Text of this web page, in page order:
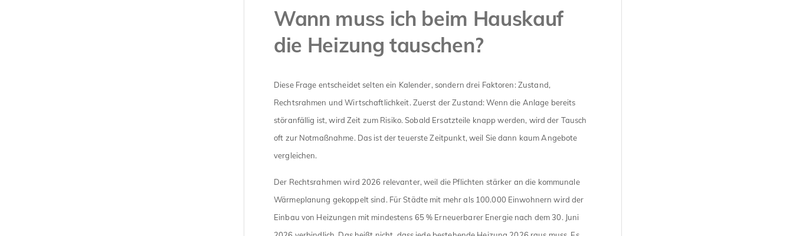
Wann muss ich beim Hauskauf
die Heizung tauschen?
Diese Frage entscheidet selten ein Kalender, sondern drei Faktoren: Zustand,
Rechtsrahmen und Wirtschaftlichkeit. Zuerst der Zustand: Wenn die Anlage bereits
störanfällig ist, wird Zeit zum Risiko. Sobald Ersatzteile knapp werden, wird der Tausch
oft zur Notmaßnahme. Das ist der teuerste Zeitpunkt, weil Sie dann kaum Angebote
vergleichen.
Der Rechtsrahmen wird 2026 relevanter, weil die Pflichten stärker an die kommunale
Wärmeplanung gekoppelt sind. Für Städte mit mehr als 100.000 Einwohnern wird der
Einbau von Heizungen mit mindestens 65 % Erneuerbarer Energie nach dem 30. Juni